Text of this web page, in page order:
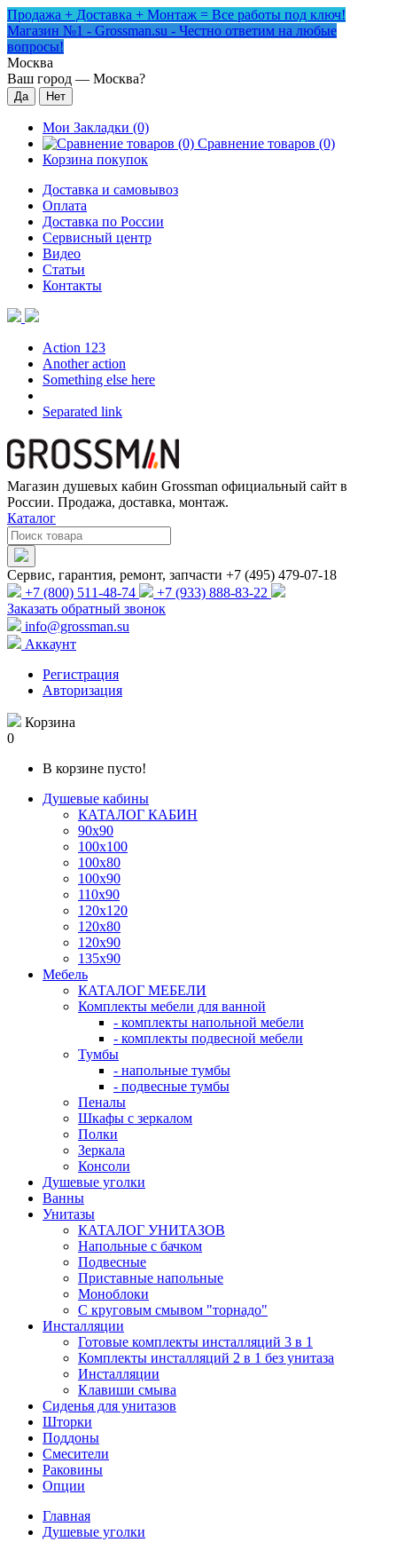
Продажа + Доставка + Монтаж = Все работы под ключ!
Магазин №1 - Grossman.su - Честно ответим на любые
вопросы!
Москва
Ваш город — Москва?
Мои Закладки (0)
Сравнение товаров (0)
Корзина покупок
Доставка и самовывоз
Оплата
Доставка по России
Сервисный центр
Видео
Статьи
Контакты
Action 123
Another action
Something else here
Separated link
Магазин душевых кабин Grossman официальный сайт в
России. Продажа, доставка, монтаж.
Каталог
Сервис, гарантия, ремонт, запчасти +7 (495) 479-07-18
+7 (800) 511-48-74
+7 (933) 888-83-22
Заказать обратный звонок
info@grossman.su
Аккаунт
Регистрация
Авторизация
Корзина
0
В корзине пусто!
Душевые кабины
КАТАЛОГ КАБИН
90x90
100x100
100x80
100x90
110x90
120x120
120x80
120x90
135x90
Мебель
КАТАЛОГ МЕБЕЛИ
Комплекты мебели для ванной
- комплекты напольной мебели
- комплекты подвесной мебели
Тумбы
- напольные тумбы
- подвесные тумбы
Пеналы
Шкафы с зеркалом
Полки
Зеркала
Консоли
Душевые уголки
Ванны
Унитазы
КАТАЛОГ УНИТАЗОВ
Напольные с бачком
Подвесные
Приставные напольные
Моноблоки
С круговым смывом "торнадо"
Инсталляции
Готовые комплекты инсталляций 3 в 1
Комплекты инсталляций 2 в 1 без унитаза
Инсталляции
Клавиши смыва
Сиденья для унитазов
Шторки
Поддоны
Смесители
Раковины
Опции
Главная
Душевые уголки